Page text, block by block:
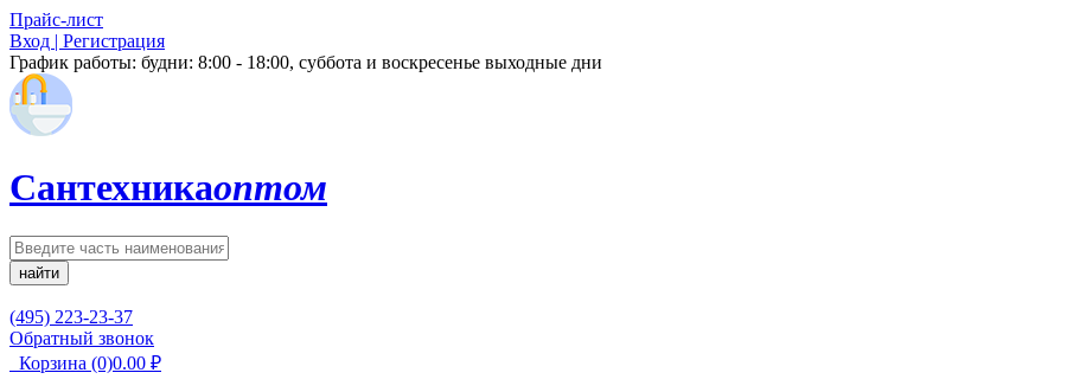
Прайс-лист
Вход | Регистрация
График работы: будни: 8:00 - 18:00, суббота и воскресенье выходные дни
Сантехникаоптом
найти
(495) 223-23-37
Обратный звонок
Корзина (0)0.00 ₽